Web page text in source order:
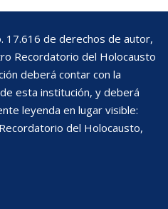
17.616 de derechos de autor,
Recordatorio del Holocausto
deberá contar con la
esta institución, y deberá
leyenda en lugar visible:
del Holocausto,